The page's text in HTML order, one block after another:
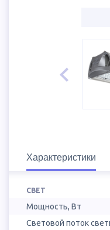
Характеристики
СВЕТ
Мощность, Вт
Световой поток